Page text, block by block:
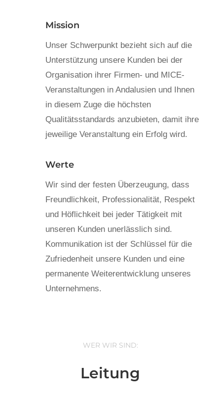
Mission
Unser Schwerpunkt bezieht sich auf die
Unterstützung unsere Kunden bei der
Organisation ihrer Firmen- und MICE-
Veranstaltungen in Andalusien und Ihnen
in diesem Zuge die höchsten
Qualitätsstandards anzubieten, damit ihre
jeweilige Veranstaltung ein Erfolg wird.
Werte
Wir sind der festen Überzeugung, dass
Freundlichkeit, Professionalität, Respekt
und Höflichkeit bei jeder Tätigkeit mit
unseren Kunden unerlässlich sind.
Kommunikation ist der Schlüssel für die
Zufriedenheit unsere Kunden und eine
permanente Weiterentwicklung unseres
Unternehmens.
WER WIR SIND:
Leitung